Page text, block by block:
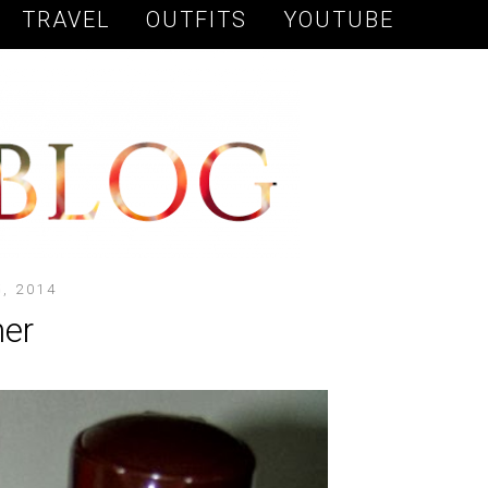
TRAVEL OUTFITS YOUTUBE
2014